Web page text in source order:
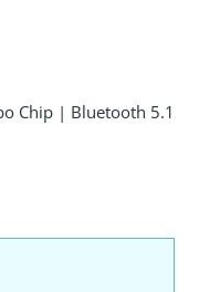
Chip | Bluetooth 5.1